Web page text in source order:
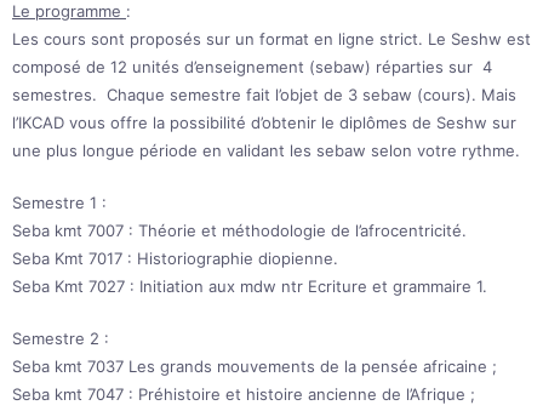
Le programme :
Les cours sont proposés sur un format en ligne strict. Le Seshw est
composé de 12 unités d’enseignement (sebaw) réparties sur 4
semestres. Chaque semestre fait l’objet de 3 sebaw (cours). Mais
l’IKCAD vous offre la possibilité d’obtenir le diplômes de Seshw sur
une plus longue période en validant les sebaw selon votre rythme.
Semestre 1 :
Seba kmt 7007 : Théorie et méthodologie de l’afrocentricité.
Seba Kmt 7017 : Historiographie diopienne.
Seba Kmt 7027 : Initiation aux mdw ntr Ecriture et grammaire 1.
Semestre 2 :
Seba kmt 7037 Les grands mouvements de la pensée africaine ;
Seba kmt 7047 : Préhistoire et histoire ancienne de l’Afrique ;